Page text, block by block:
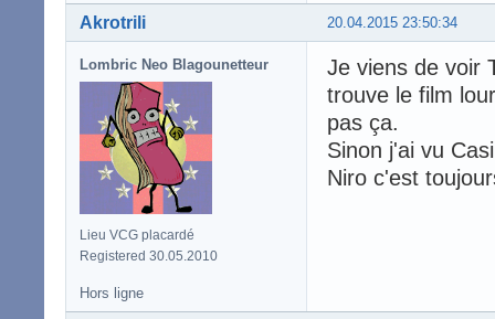
20.04.2015 23:50:34
Akrotrili
Lombric Neo Blagounetteur
Lieu VCG placardé
Registered 30.05.2010
Je viens de voir
trouve le film
pas ça.
Sinon j'ai vu
Niro c'est
Hors ligne